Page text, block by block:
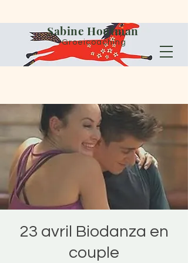
Sabine Houtman
Groeicoaching
23 avril Biodanza en
couple